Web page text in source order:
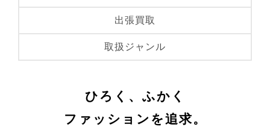
出張買取
取扱ジャンル
ひろく、ふかく
ファッションを追求。